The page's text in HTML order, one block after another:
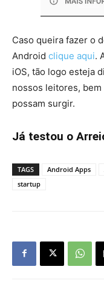
Caso queira fazer o
Android clique aqui.
iOS, tão logo esteja
nossos leitores,
possam surgir.
Já testou o
TAGS Android Apps
startup